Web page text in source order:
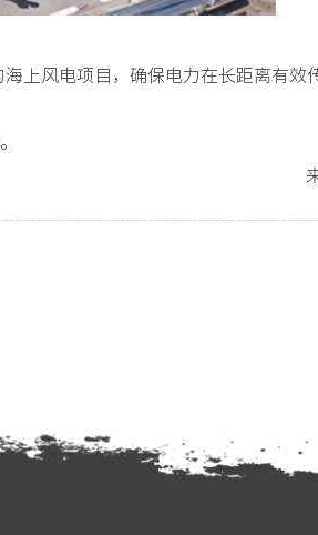
上风电项目，确保电力在长距离有效